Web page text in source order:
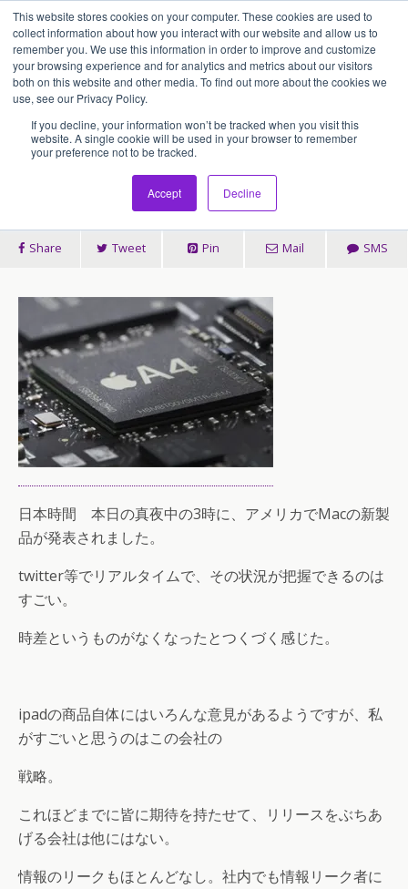
This website stores cookies on your computer. These cookies are used to
collect information about how you interact with our website and allow us to
remember you. We use this information in order to improve and customize
your browsing experience and for analytics and metrics about our visitors
both on this website and other media. To find out more about the cookies we
use, see our Privacy Policy.
If you decline, your information won’t be tracked when you visit this
website. A single cookie will be used in your browser to remember
your preference not to be tracked.
Accept Decline
アセンティア・ホールディングス(AssentiaHoldings)
この企業の強さ。 Ipad 発表
Macから。
Share Tweet Pin Mail SMS
日本時間 本日の真夜中の3時に、アメリカでMacの新製
品が発表されました。
twitter等でリアルタイムで、その状況が把握できるのは
すごい。
時差というものがなくなったとつくづく感じた。
ipadの商品自体にはいろんな意見があるようですが、私
がすごいと思うのはこの会社の
戦略。
これほどまでに皆に期待を持たせて、リリースをぶちあ
げる会社は他にはない。
情報のリークもほとんどなし。社内でも情報リーク者に